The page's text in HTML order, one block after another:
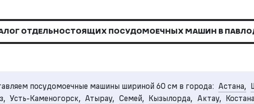
ОТДЕЛЬНОСТОЯЩИХ ПОСУДОМОЕЧНЫХ МАШИН В
посудомоечные машины шириной 60 см в города: Астана,
Усть-Каменогорск, Атырау, Семей, Кызылорда, Актау,